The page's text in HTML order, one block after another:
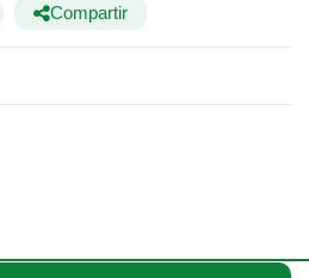
Compartir